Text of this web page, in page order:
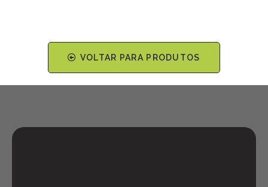
VOLTAR PARA PRODUTOS